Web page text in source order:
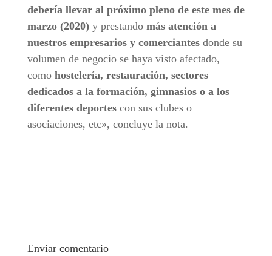
debería llevar al próximo pleno de este mes de
marzo (2020)y prestando más atención a
nuestros empresarios y comerciantesdonde su
volumen de negocio se haya visto afectado,
como hostelería, restauración, sectores
dedicados a la formación, gimnasios o a los
diferentes deportescon sus clubes o
asociaciones, etc», concluye la nota.
Enviar comentario